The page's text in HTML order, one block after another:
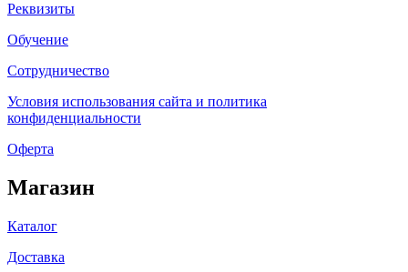
Реквизиты
Обучение
Сотрудничество
Условия использования сайта и политика
конфиденциальности
Оферта
Магазин
Каталог
Доставка